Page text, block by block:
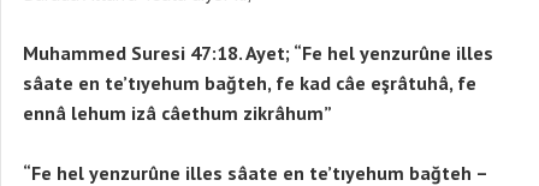
Muhammed Suresi 47:18. Ayet; “Fe hel yenzurûne illes
sâate en te’tıyehum bağteh, fe kad câe eşrâtuhâ, fe
ennâ lehum izâ câethum zikrâhum”
“Fe hel yenzurûne illes sâate en te’tıyehum bağteh –